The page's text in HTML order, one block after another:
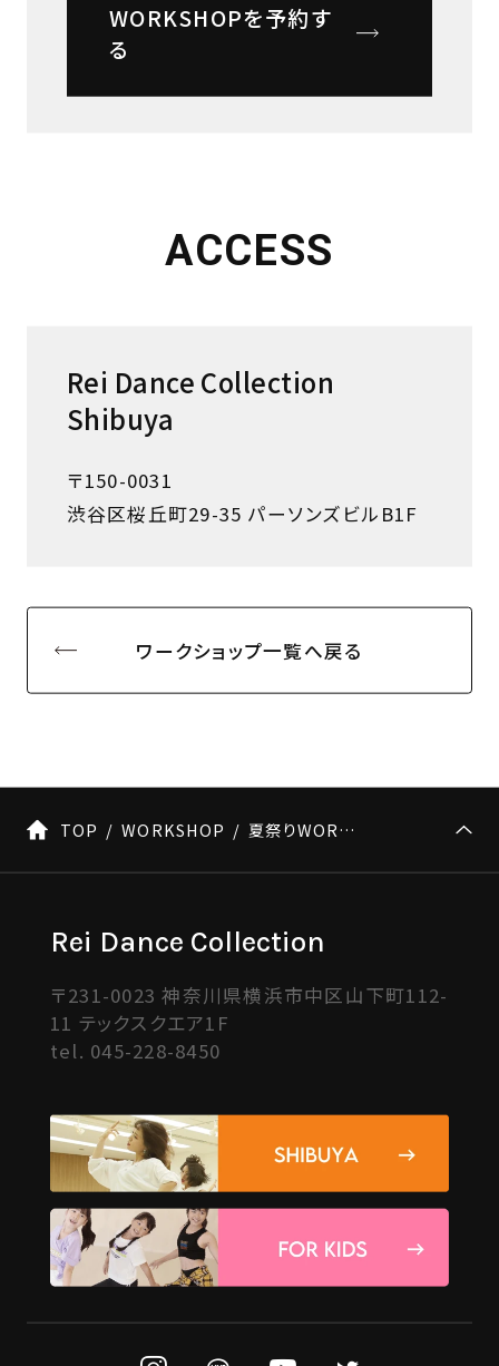
WORKSHOPを予約す
る
ACCESS
Rei Dance Collection
Shibuya
〒150-0031
渋谷区桜丘町29-35 パーソンズビルB1F
ワークショップ一覧へ戻る
TOP WORKSHOP 夏祭りWORKSHOP【第2弾】Kensuke Asada×SHIHO Special Workshop開催決定！！
Rei Dance Collection
〒231-0023 神奈川県横浜市中区山下町112-
11 テックスクエア1F
tel. 045-228-8450